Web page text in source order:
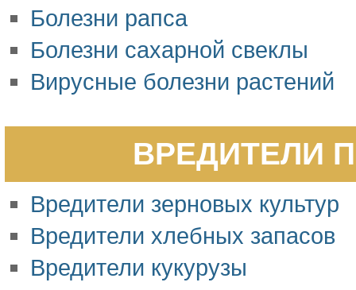
Болезни рапса
Болезни сахарной свеклы
Вирусные болезни растений
ВРЕДИТЕЛИ
Вредители зерновых культур
Вредители хлебных запасов
Вредители кукурузы